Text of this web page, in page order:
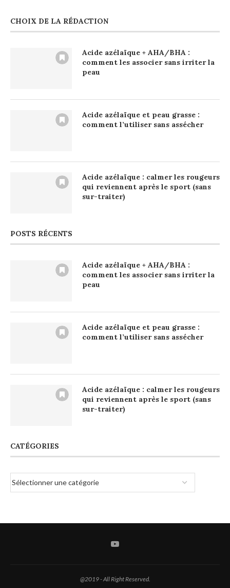
CHOIX DE LA RÉDACTION
Acide azélaïque + AHA/BHA :
comment les associer sans irriter la
peau
Acide azélaïque et peau grasse :
comment l’utiliser sans assécher
Acide azélaïque : calmer les rougeurs
qui reviennent après le sport (sans
sur-traiter)
POSTS RÉCENTS
Acide azélaïque + AHA/BHA :
comment les associer sans irriter la
peau
Acide azélaïque et peau grasse :
comment l’utiliser sans assécher
Acide azélaïque : calmer les rougeurs
qui reviennent après le sport (sans
sur-traiter)
CATÉGORIES
@2019 - All Right Reserved.